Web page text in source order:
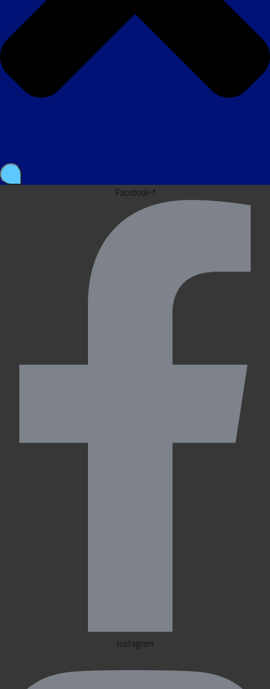
Facebook-f
Instagram